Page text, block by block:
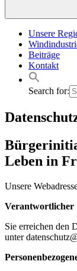
Unsere
Beiträge
Kontakt
Search for:
Leben in
Unsere
Verantwortlicher
Sie erreichen den
unter